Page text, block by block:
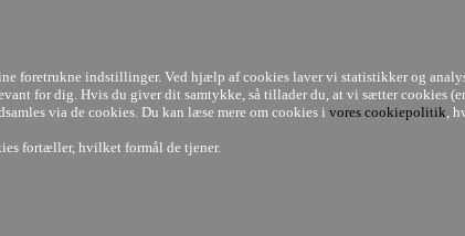
foretrukne indstillinger. Ved hjælp af cookies laver vi statistikker og
for dig. Hvis du giver dit samtykke, så tillader du, at vi sætter cookies
via de cookies. Du kan læse mere om cookies i vores cookiepolitik,
fortæller, hvilket formål de tjener.